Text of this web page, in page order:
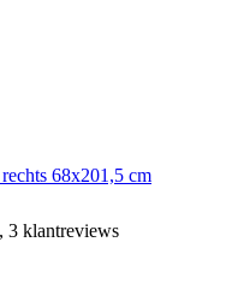
68x201,5 cm
3 klantreviews